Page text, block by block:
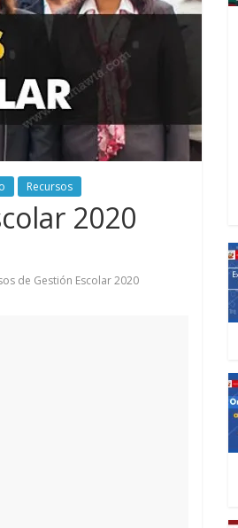
Recursos
2020
de Gestión Escolar 2020